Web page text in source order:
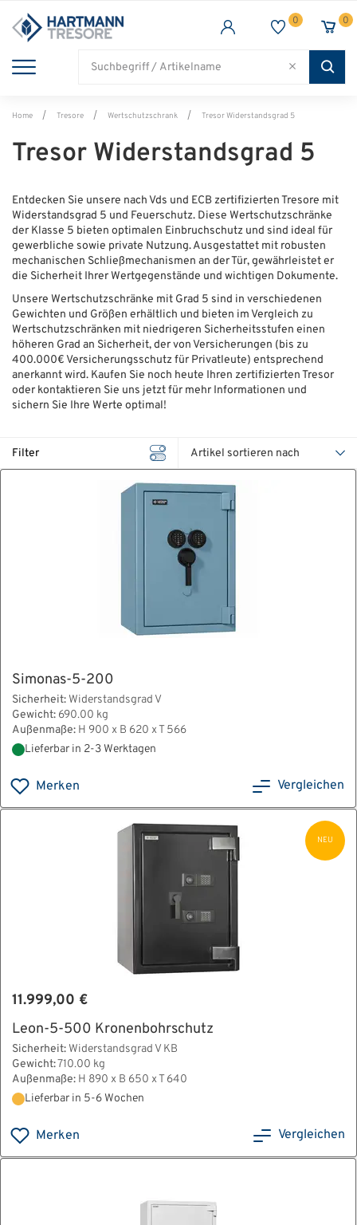
TRESORE
WAFFENSCHRANK
FEUERSCHUTZ
BRANCHEN
ÜBER UNS
Filialen
Geschichte
0 0
Home Tresore Wertschutzschrank Tresor Widerstandsgrad 5
Tresor Widerstandsgrad 5
Entdecken Sie unsere nach Vds und ECB zertifizierten Tresore mit
Widerstandsgrad 5 und Feuerschutz. Diese Wertschutzschränke
der Klasse 5 bieten optimalen Einbruchschutz und sind ideal für
gewerbliche sowie private Nutzung. Ausgestattet mit robusten
mechanischen Schließmechanismen an der Tür, gewährleistet er
die Sicherheit Ihrer Wertgegenstände und wichtigen Dokumente.
Unsere Wertschutzschränke mit Grad 5 sind in verschiedenen
Gewichten und Größen erhältlich und bieten im Vergleich zu
Wertschutzschränken mit niedrigeren Sicherheitsstufen einen
höheren Grad an Sicherheit, der von Versicherungen (bis zu
400.000€ Versicherungsschutz für Privatleute) entsprechend
anerkannt wird. Kaufen Sie noch heute Ihren zertifizierten Tresor
oder kontaktieren Sie uns jetzt für mehr Informationen und
sichern Sie Ihre Werte optimal!
Filter
Simonas-5-200
Sicherheit: Widerstandsgrad V
Gewicht: 690.00 kg
Außenmaße: H 900 x B 620 x T 566
Lieferbar in 2-3 Werktagen
Merken Vergleichen
NEU
11.999,00 €
Leon-5-500 Kronenbohrschutz
Sicherheit: Widerstandsgrad V KB
Gewicht:710.00 kg
Außenmaße: H 890 x B 650 x T 640
Lieferbar in 5-6 Wochen
Merken Vergleichen